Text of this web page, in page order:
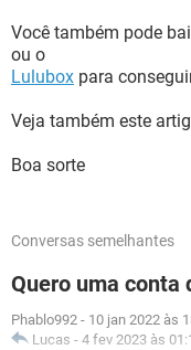
Você também pode
ou o
Lulubox para
Veja também este
Boa sorte
Conversas semelhantes
Quero uma conta
Phablo992 - 10 jan 2022 às
Lucas - 4 fev 2023 às